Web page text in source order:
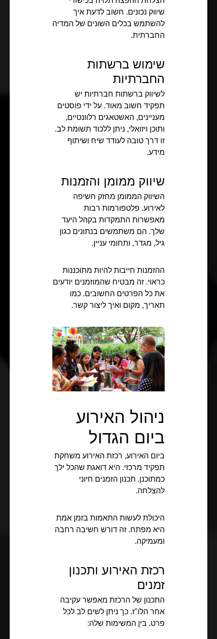
שיווק נכונים. חשוב לדעת איך
להשתמש בכלים השונים של המדיה
החברתית.
שימוש ברשתות
החברתיות
לשיווק ברשתות חברתיות יש
תפקיד חשוב מאוד. על ידי פוסטים
מעניינים, האשטאגים רלוונטיים,
ותוכן ויזואלי, ניתן ללכוד תשומת לב.
זו דרך טובה לעודד שיח ושיתוף
מידע.
שיווק ממומן והזמנות
השיווק הממומן מחזק חשיפה
לאירוע. פלטפורמות רבות
מאפשרות התמקדות בקהל היעד
שלך. הם משתמשים בנתונים כגון
גיל, מגדר, ותחומי עניין.
ההזמנות חייבות להיות מתוכננות
כראוי. זה מבטיח שהמוזמנים יודעים
את כל הפרטים החשובים. כמו
תאריך, מקום ואיך ליצור קשר.
ניהול האירוע
ביום הגדול
ביום האירוע, רכזת האירוע משחקת
תפקיד מרכזי. היא דואגת שהכל ילך
כמתוכנן. תכנון הזמנים חיוני
להצלחה.
היכולת לעשות התאמות בזמן אמת
היא מפתח. זה דורש חשיבה רחבה
ומעמיקה.
רכזת האירוע ותכנון
זמנים
התכנון של הרכזת מאפשר עקיבה
אחר הלו"ז. כך ניתן לשים לב לכל
פרט. בין המשימות שלה: